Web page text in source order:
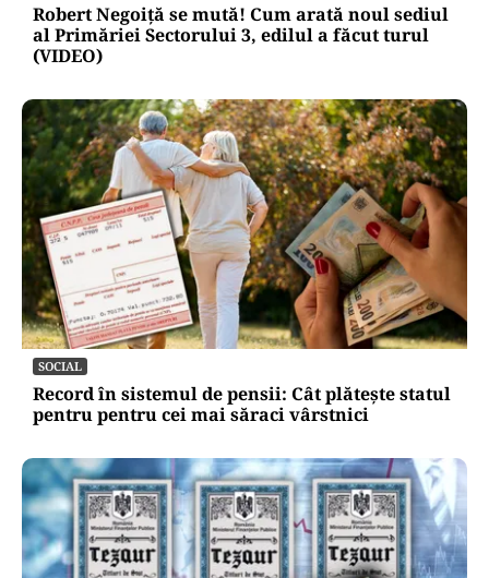
Robert Negoiță se mută! Cum arată noul sediul
al Primăriei Sectorului 3, edilul a făcut turul
(VIDEO)
SOCIAL
Record în sistemul de pensii: Cât plătește statul
pentru pentru cei mai săraci vârstnici